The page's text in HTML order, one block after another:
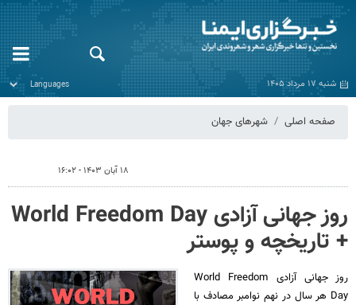
شنبه ۱۷ مرداد ۱۴۰۵
صفحه اصلی شهرهای جهان
۱۸ آبان ۱۴۰۳ - ۱۶:۰۲
روز جهانی آزادی World Freedom Day
+ تاریخچه و پوستر
روز جهانی آزادی World Freedom
Day هر سال در نهم نوامبر مصادف با